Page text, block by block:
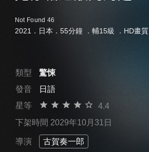
Not Found 46
2021．日本．55分鐘 ． 輔15級 ．HD畫質
類型
驚悚
發音
日語
星等
4.4
下架時間 2029年10月31日
導演 古賀奏一郎